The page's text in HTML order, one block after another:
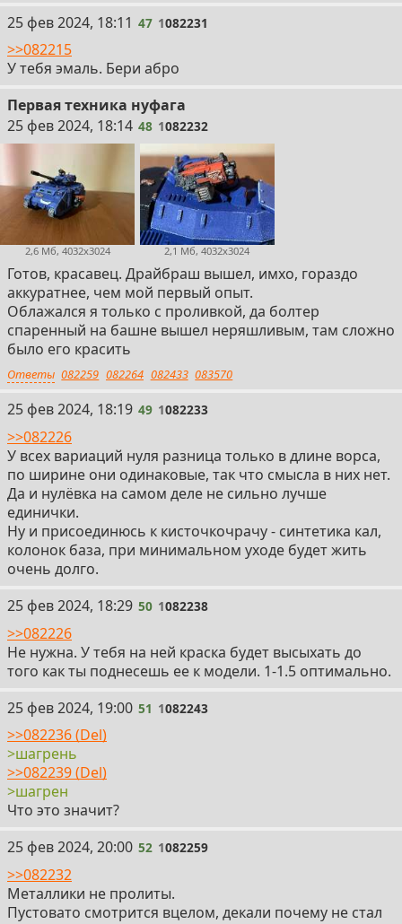
47
25 фев 2024, 18:11 47 1082231
>>082215
У тебя эмаль. Бери абро
Первая техника нуфага
48
25 фев 2024, 18:14 48 1082232
2,6 Мб, 4032x3024 2,1 Мб, 4032x3024
Готов, красавец. Драйбраш вышел, имхо, гораздо
аккуратнее, чем мой первый опыт.
Облажался я только с проливкой, да болтер
спаренный на башне вышел неряшливым, там сложно
было его красить
Ответы 082259 082264 082433 083570
49
25 фев 2024, 18:19 49 1082233
>>082226
У всех вариаций нуля разница только в длине ворса,
по ширине они одинаковые, так что смысла в них нет.
Да и нулёвка на самом деле не сильно лучше
единички.
Ну и присоединюсь к кисточкочрачу - синтетика кал,
колонок база, при минимальном уходе будет жить
очень долго.
50
25 фев 2024, 18:29 50 1082238
>>082226
Не нужна. У тебя на ней краска будет высыхать до
того как ты поднесешь ее к модели. 1-1.5 оптимально.
51
25 фев 2024, 19:00 51 1082243
>>082236 (Del)
>шагрень
>>082239 (Del)
>шагрен
Что это значит?
52
25 фев 2024, 20:00 52 1082259
>>082232
Металлики не пролиты.
Пустовато смотрится вцелом, декали почему не стал